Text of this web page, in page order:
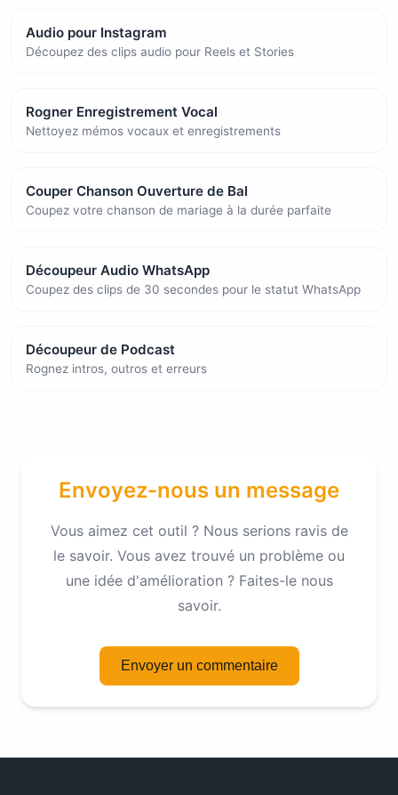
Audio pour Instagram
Découpez des clips audio pour Reels et Stories
Rogner Enregistrement Vocal
Nettoyez mémos vocaux et enregistrements
Couper Chanson Ouverture de Bal
Coupez votre chanson de mariage à la durée parfaite
Découpeur Audio WhatsApp
Coupez des clips de 30 secondes pour le statut WhatsApp
Découpeur de Podcast
Rognez intros, outros et erreurs
Envoyez-nous un message
Vous aimez cet outil ? Nous serions ravis de
le savoir. Vous avez trouvé un problème ou
une idée d'amélioration ? Faites-le nous
savoir.
Envoyer un commentaire